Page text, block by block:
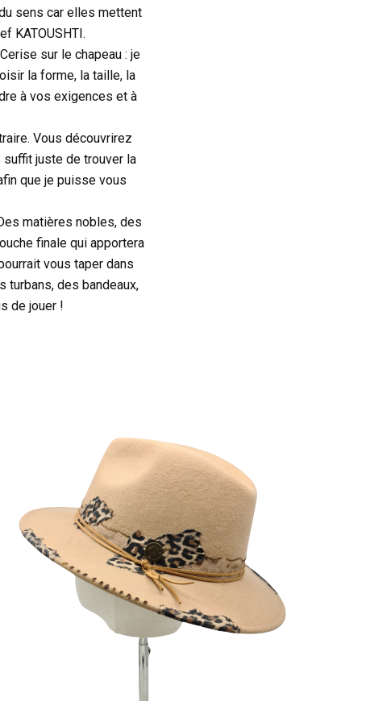
sens car elles mettent
KATOUSHTI.
sur le chapeau : je
la forme, la taille, la
à vos exigences et à
Vous découvrirez
juste de trouver la
que je puisse vous
matières nobles, des
finale qui apportera
vous taper dans
turbans, des bandeaux,
de jouer !